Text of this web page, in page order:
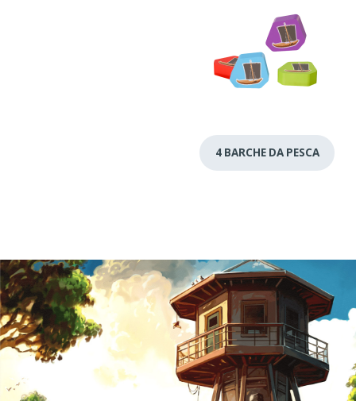
4 BARCHE DA PESCA